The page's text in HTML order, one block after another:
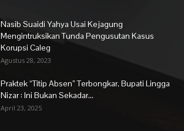
Nasib Suaidi Yahya Usai Kejagung
Mengintruksikan Tunda Pengusutan Kasus
Korupsi Caleg
Agustus 28, 2023
Praktek “Titip Absen” Terbongkar, Bupati Lingga
Nizar : Ini Bukan Sekadar...
April 23, 2025